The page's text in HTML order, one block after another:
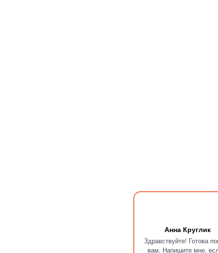
Анна Круглик
Здравствуйте! Готова
вам. Напишите мне,